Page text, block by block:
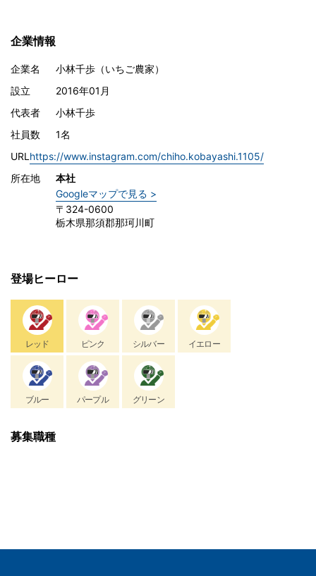
企業情報
企業名
小林千歩（いちご農家）
設立
2016年01月
代表者
小林千歩
社員数
1名
URL https://www.instagram.com/chiho.kobayashi.1105/
所在地
本社
Googleマップで見る >
〒324-0600
栃木県那須郡那珂川町
登場ヒーロー
レッド ピンク シルバー イエロー
ブルー パープル グリーン
募集職種